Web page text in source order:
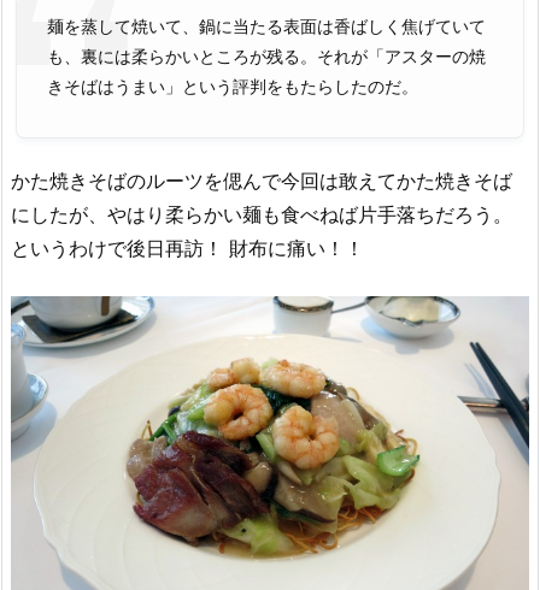
麺を蒸して焼いて、鍋に当たる表面は香ばしく焦げていて
も、裏には柔らかいところが残る。それが「アスターの焼
きそばはうまい」という評判をもたらしたのだ。
かた焼きそばのルーツを偲んで今回は敢えてかた焼きそば
にしたが、やはり柔らかい麺も食べねば片手落ちだろう。
というわけで後日再訪！ 財布に痛い！！